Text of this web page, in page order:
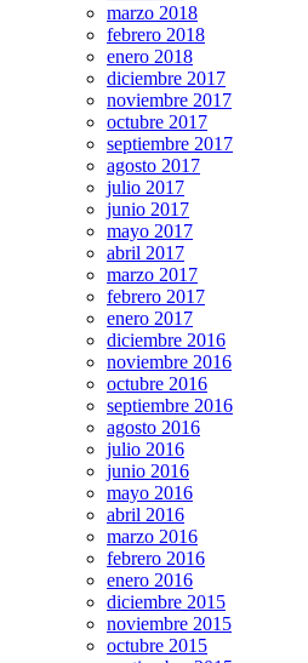
marzo 2018
febrero 2018
enero 2018
diciembre 2017
noviembre 2017
octubre 2017
septiembre 2017
agosto 2017
julio 2017
junio 2017
mayo 2017
abril 2017
marzo 2017
febrero 2017
enero 2017
diciembre 2016
noviembre 2016
octubre 2016
septiembre 2016
agosto 2016
julio 2016
junio 2016
mayo 2016
abril 2016
marzo 2016
febrero 2016
enero 2016
diciembre 2015
noviembre 2015
octubre 2015